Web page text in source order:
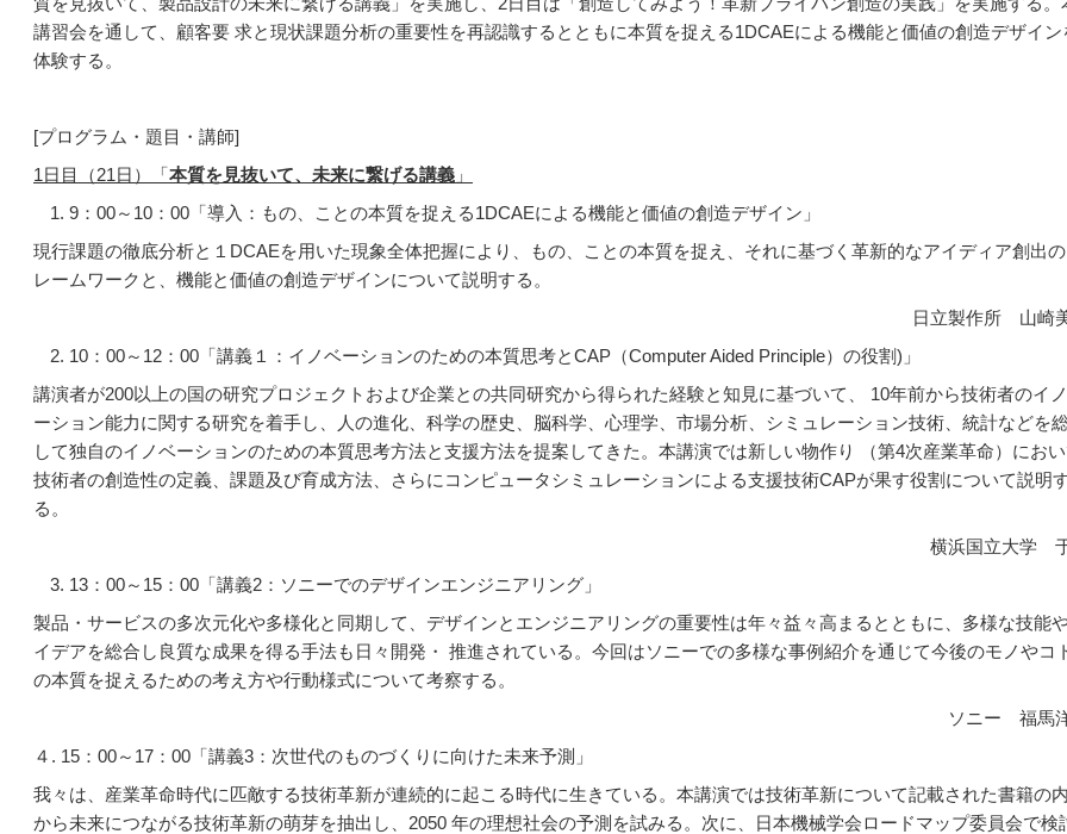
講習会を通して、顧客要 求と現状課題分析の重要性を再認識するとともに本質を捉える1DCAEによる機能と価値の創造デザイン
体験する。
[プログラム・題目・講師]
1日目（21日）「本質を見抜いて、未来に繋げる講義 」
9：00～10：00「導入：もの、ことの本質を捉える1DCAEによる機能と価値の創造デザイン」
現行課題の徹底分析と１DCAEを用いた現象全体把握により、もの、ことの本質を捉え、それに基づく革新的なアイディア創出
レームワークと、機能と価値の創造デザインについて説明する。
日立製作所 山崎
10：00～12：00「講義１：イノベーションのための本質思考とCAP（Computer Aided Principle）の役割)」
講演者が200以上の国の研究プロジェクトおよび企業との共同研究から得られた経験と知見に基づいて、 10年前から技術者のイ
ーション能力に関する研究を着手し、人の進化、科学の歴史、脳科学、心理学、市場分析、シミュレーション技術、統計などを
して独自のイノベーションのための本質思考方法と支援方法を提案してきた。本講演では新しい物作り （第4次産業革命）にお
技術者の創造性の定義、課題及び育成方法、さらにコンピュータシミュレーションによる支援技術CAPが果す役割について説明
る。
横浜国立大学
13：00～15：00「講義2：ソニーでのデザインエンジニアリング」
製品・サービスの多次元化や多様化と同期して、デザインとエンジニアリングの重要性は年々益々高まるとともに、多様な技能
イデアを総合し良質な成果を得る手法も日々開発・ 推進されている。今回はソニーでの多様な事例紹介を通じて今後のモノやコ
の本質を捉えるための考え方や行動様式について考察する。
ソニー 福馬
４. 15：00～17：00「講義3：次世代のものづくりに向けた未来予測」
我々は、産業革命時代に匹敵する技術革新が連続的に起こる時代に生きている。本講演では技術革新について記載された書籍の
から未来につながる技術革新の萌芽を抽出し、2050 年の理想社会の予測を試みる。次に、日本機械学会ロードマップ委員会で検